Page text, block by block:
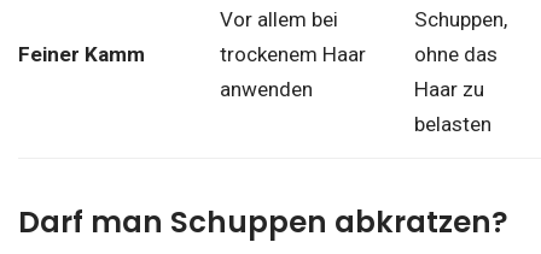
Feiner Kamm
Vor allem bei
trockenem Haar
anwenden
Schuppen,
ohne das
Haar zu
belasten
Darf man Schuppen abkratzen?